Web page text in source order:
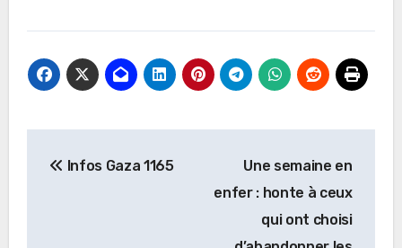
Infos Gaza 1165
Une semaine en
enfer : honte à ceux
qui ont choisi